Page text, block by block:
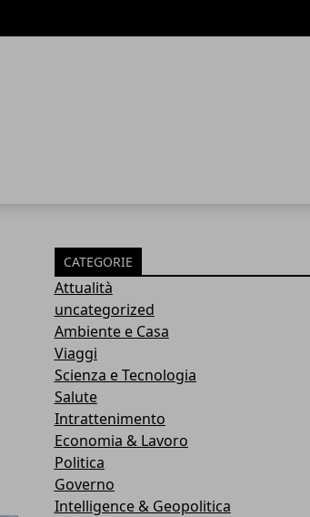
CATEGORIE
Attualità
uncategorized
Ambiente e Casa
Viaggi
Scienza e Tecnologia
Salute
Intrattenimento
Economia & Lavoro
Politica
Governo
Intelligence & Geopolitica